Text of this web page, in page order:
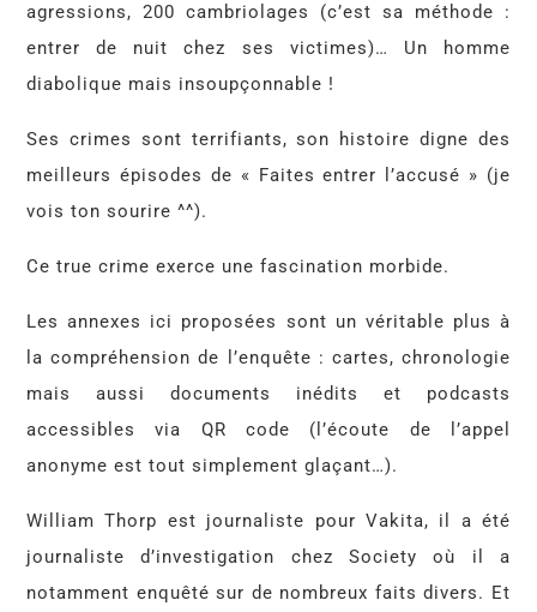
agressions, 200 cambriolages (c’est sa méthode :
entrer de nuit chez ses victimes)… Un homme
diabolique mais insoupçonnable !
Ses crimes sont terrifiants, son histoire digne des
meilleurs épisodes de « Faites entrer l’accusé » (je
vois ton sourire ^^).
Ce true crime exerce une fascination morbide.
Les annexes ici proposées sont un véritable plus à
la compréhension de l’enquête : cartes, chronologie
mais aussi documents inédits et podcasts
accessibles via QR code (l’écoute de l’appel
anonyme est tout simplement glaçant…).
William Thorp est journaliste pour Vakita, il a été
journaliste d’investigation chez Society où il a
notamment enquêté sur de nombreux faits divers. Et